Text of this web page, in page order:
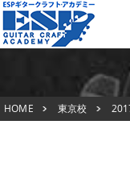
新着情報
ESPオープンキャ
HOME 東京校